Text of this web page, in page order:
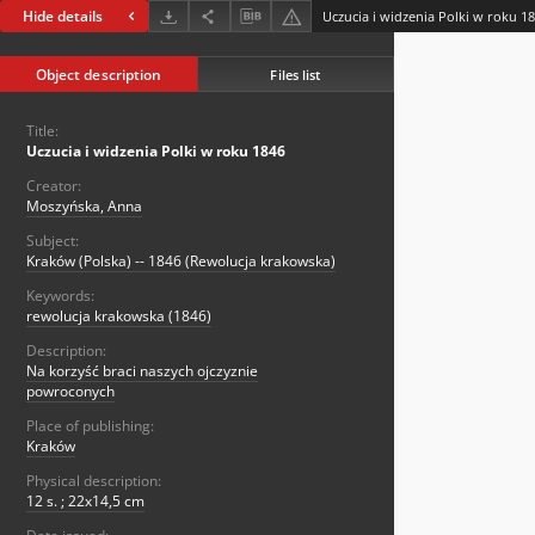
Hide details Uczucia i widzenia Polki w roku
Object description Files list
Title:
Uczucia i widzenia Polki w roku 1846
Creator:
Moszyńska, Anna
Subject:
Kraków (Polska) -- 1846 (Rewolucja krakowska)
Keywords:
rewolucja krakowska (1846)
Description:
Na korzyść braci naszych ojczyznie
powroconych
Place of publishing:
Kraków
Physical description:
12 s. ; 22x14,5 cm